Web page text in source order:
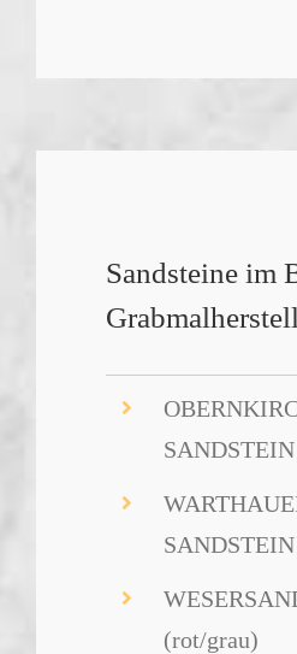
Sandsteine im
(rot/grau)